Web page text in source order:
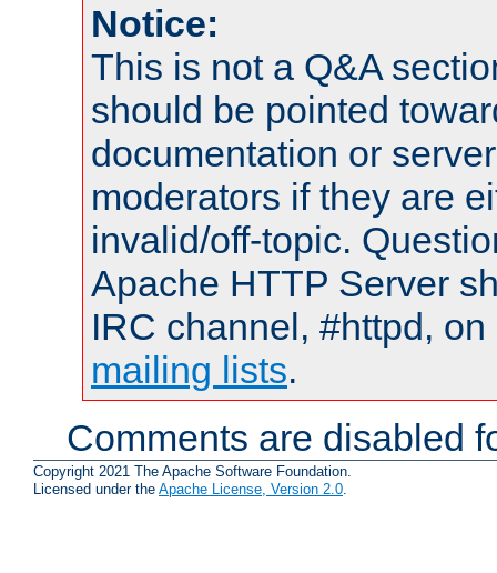
Notice:
This is not a Q&A
should be pointed
documentation or
moderators if they are
invalid/off-topic.
Apache HTTP Server
IRC channel, #httpd,
mailing lists.
Comments are disabled
Copyright 2021 The Apache Software Foundation.
Licensed under the Apache License, Version 2.0.